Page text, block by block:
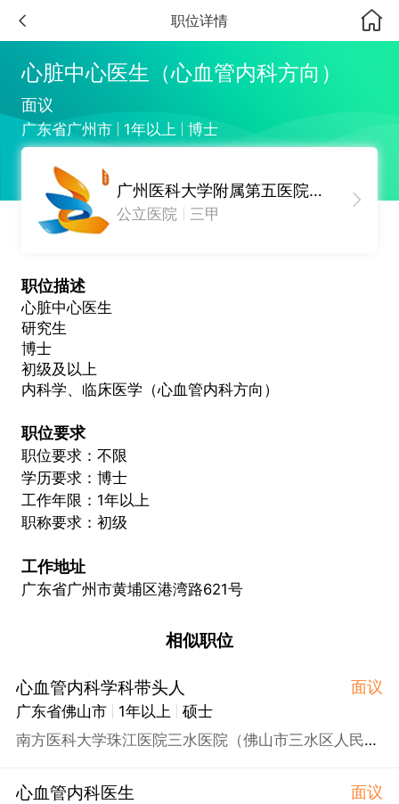
职位详情
心脏中心医生（心血管内科方向）
面议
广东省广州市 1年以上 博士
广州医科大学附属第五医院（广州市医科大学附属第五临床学院、原广州医学院港湾医院）
公立医院 三甲
职位描述
心脏中心医生
研究生
博士
初级及以上
内科学、临床医学（心血管内科方向）
职位要求
职位要求：不限
学历要求：博士
工作年限：1年以上
职称要求：初级
工作地址
广东省广州市黄埔区港湾路621号
相似职位
心血管内科学科带头人 面议
广东省佛山市 1年以上
硕士
南方医科大学珠江医院三水医院（佛山市三水区人民医院）
心血管内科医生 面议